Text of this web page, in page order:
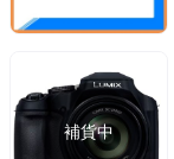
補貨中